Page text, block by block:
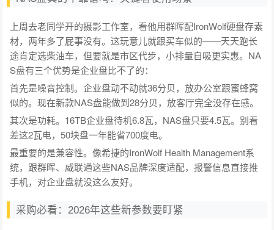
上周去老同学开的摄影工作室，看他用群晖配IronWolf硬盘存素
材，两年多了屁事没有。这玩意儿就跟买车似的——天天跑长
途肯定选柴油车，但要就是市区代步，小排量自吸更实惠。NA
S盘有三个优势是企业盘比不了的：
首先是噪音控制。企业盘动不动就36分贝，放办公室跟蜜蜂窝
似的。现在新款NAS盘能做到28分贝，放客厅完全没存在感。
其次是功耗。16TB企业盘待机6.8瓦，NAS盘只要4.5瓦。别看
差这2瓦电，50块盘一年能省700度电。
最重要的是兼容性。像希捷的IronWolf Health Management系
统，跟群晖、威联通这些NAS品牌深度适配，报警信息直接推
手机，对企业盘就没这么友好。
采购必看：2026年这些新参数要盯紧